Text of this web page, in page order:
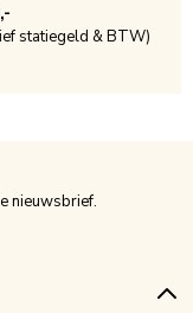
statiegeld & BTW)
nieuwsbrief.